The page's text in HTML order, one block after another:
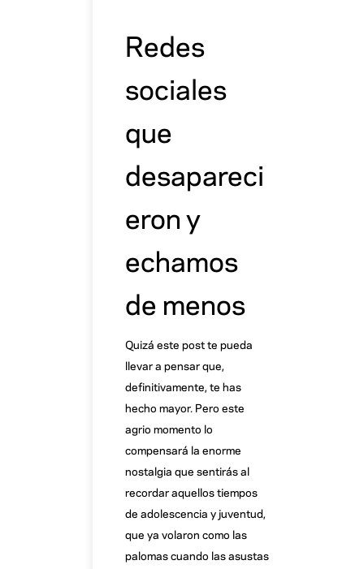
Redes
sociales
que
desapareci
eron y
echamos
de menos
Quizá este post te pueda
llevar a pensar que,
definitivamente, te has
hecho mayor. Pero este
agrio momento lo
compensará la enorme
nostalgia que sentirás al
recordar aquellos tiempos
de adolescencia y juventud,
que ya volaron como las
palomas cuando las asustas